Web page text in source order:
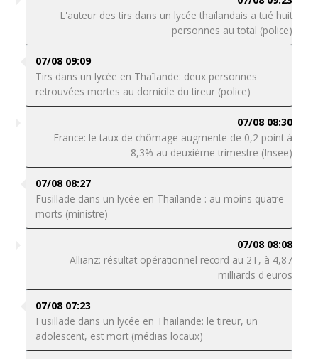
L'auteur des tirs dans un lycée thaïlandais a tué huit
personnes au total (police)
07/08 09:09
Tirs dans un lycée en Thaïlande: deux personnes
retrouvées mortes au domicile du tireur (police)
07/08 08:30
France: le taux de chômage augmente de 0,2 point à
8,3% au deuxième trimestre (Insee)
07/08 08:27
Fusillade dans un lycée en Thaïlande : au moins quatre
morts (ministre)
07/08 08:08
Allianz: résultat opérationnel record au 2T, à 4,87
milliards d'euros
07/08 07:23
Fusillade dans un lycée en Thaïlande: le tireur, un
adolescent, est mort (médias locaux)